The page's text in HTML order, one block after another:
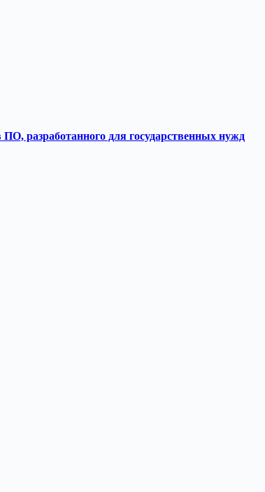
разработанного для государственных нужд